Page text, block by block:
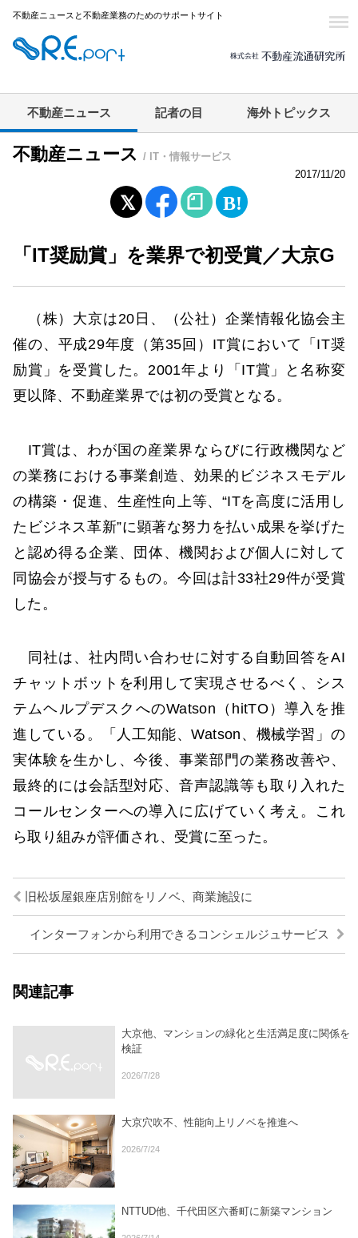
不動産ニュースと不動産業務のためのサポートサイト
不動産ニュース 記者の目 海外トピックス
不動産ニュース / IT・情報サービス
2017/11/20
「IT奨励賞」を業界で初受賞／大京G
（株）大京は20日、（公社）企業情報化協会主
催の、平成29年度（第35回）IT賞において「IT奨
励賞」を受賞した。2001年より「IT賞」と名称変
更以降、不動産業界では初の受賞となる。
IT賞は、わが国の産業界ならびに行政機関など
の業務における事業創造、効果的ビジネスモデル
の構築・促進、生産性向上等、“ITを高度に活用し
たビジネス革新”に顕著な努力を払い成果を挙げた
と認め得る企業、団体、機関および個人に対して
同協会が授与するもの。今回は計33社29件が受賞
した。
同社は、社内問い合わせに対する自動回答をAI
チャットボットを利用して実現させるべく、シス
テムヘルプデスクへのWatson（hitTO）導入を推
進している。「人工知能、Watson、機械学習」の
実体験を生かし、今後、事業部門の業務改善や、
最終的には会話型対応、音声認識等も取り入れた
コールセンターへの導入に広げていく考え。これ
ら取り組みが評価され、受賞に至った。
旧松坂屋銀座店別館をリノベ、商業施設に
インターフォンから利用できるコンシェルジュサービス
関連記事
大京他、マンションの緑化と生活満足度に関係を
検証
2026/7/28
大京穴吹不、性能向上リノベを推進へ
2026/7/24
NTTUD他、千代田区六番町に新築マンション